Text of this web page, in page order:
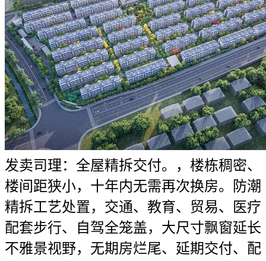
发卖司理：全屋精拆交付。，楼栋稠密、
楼间距狭小，十年内无需再次换房。防潮
精拆工艺处置，交通、教育、贸易、医疗
配套步行、自驾全笼盖，大尺寸飘窗延长
不雅景视野，无期房烂尾、延期交付、配